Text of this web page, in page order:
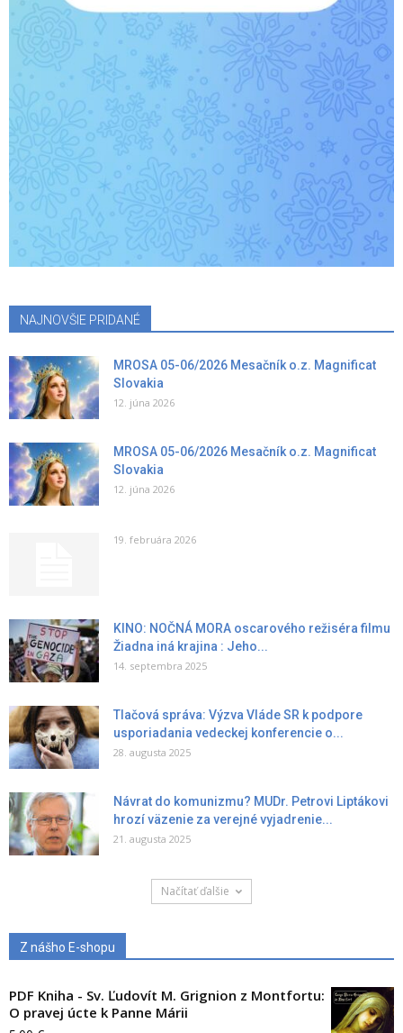
NAJNOVŠIE PRIDANÉ
MROSA 05-06/2026 Mesačník o.z. Magnificat
Slovakia
12. júna 2026
MROSA 05-06/2026 Mesačník o.z. Magnificat
Slovakia
12. júna 2026
19. februára 2026
KINO: NOČNÁ MORA oscarového režiséra filmu
Žiadna iná krajina : Jeho...
14. septembra 2025
Tlačová správa: Výzva Vláde SR k podpore
usporiadania vedeckej konferencie o...
28. augusta 2025
Návrat do komunizmu? MUDr. Petrovi Liptákovi
hrozí väzenie za verejné vyjadrenie...
21. augusta 2025
Načítať ďalšie
Z nášho E-shopu
PDF Kniha - Sv. Ľudovít M. Grignion z Montfortu:
O pravej úcte k Panne Márii